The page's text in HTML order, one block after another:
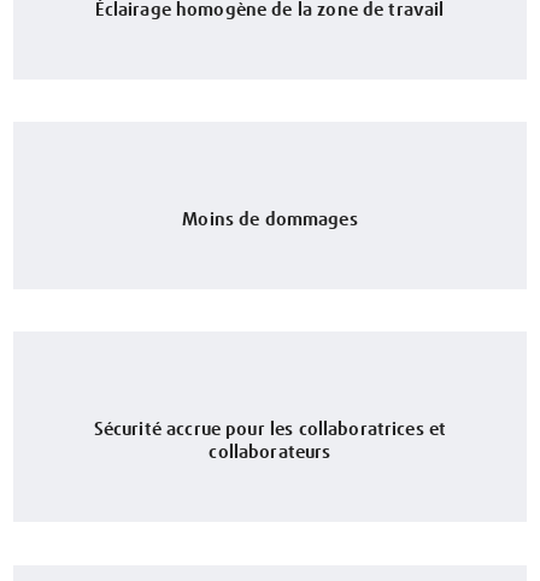
Éclairage homogène de la zone de travail
Moins de dommages
Sécurité accrue pour les collaboratrices et
collaborateurs